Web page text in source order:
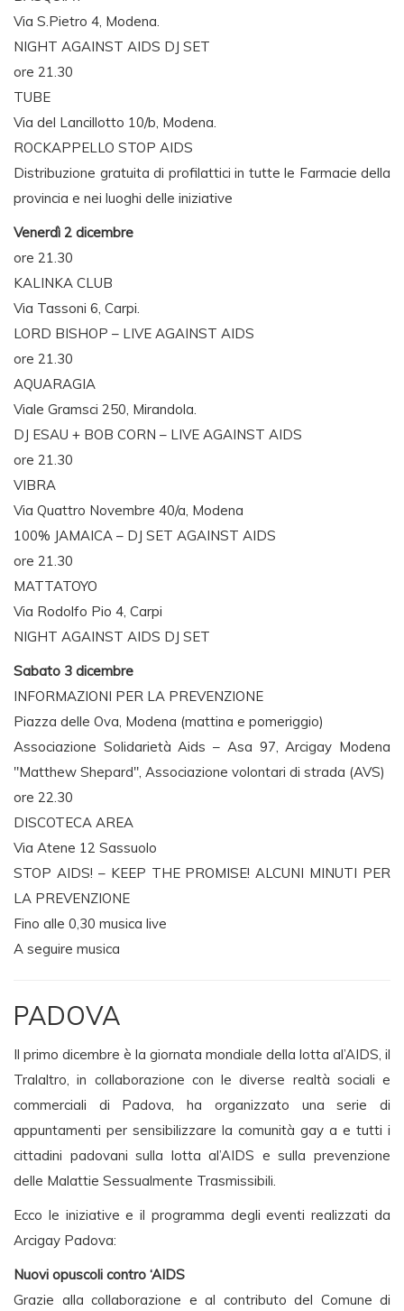
Via S.Pietro 4, Modena.
NIGHT AGAINST AIDS DJ SET
ore 21.30
TUBE
Via del Lancillotto 10/b, Modena.
ROCKAPPELLO STOP AIDS
Distribuzione gratuita di profilattici in tutte le Farmacie della
provincia e nei luoghi delle iniziative
Venerdì 2 dicembre
ore 21.30
KALINKA CLUB
Via Tassoni 6, Carpi.
LORD BISHOP – LIVE AGAINST AIDS
ore 21.30
AQUARAGIA
Viale Gramsci 250, Mirandola.
DJ ESAU + BOB CORN – LIVE AGAINST AIDS
ore 21.30
VIBRA
Via Quattro Novembre 40/a, Modena
100% JAMAICA – DJ SET AGAINST AIDS
ore 21.30
MATTATOYO
Via Rodolfo Pio 4, Carpi
NIGHT AGAINST AIDS DJ SET
Sabato 3 dicembre
INFORMAZIONI PER LA PREVENZIONE
Piazza delle Ova, Modena (mattina e pomeriggio)
Associazione Solidarietà Aids – Asa 97, Arcigay Modena
"Matthew Shepard", Associazione volontari di strada (AVS)
ore 22.30
DISCOTECA AREA
Via Atene 12 Sassuolo
STOP AIDS! – KEEP THE PROMISE! ALCUNI MINUTI PER
LA PREVENZIONE
Fino alle 0,30 musica live
A seguire musica
PADOVA
Il primo dicembre è la giornata mondiale della lotta al’AIDS, il
Tralaltro, in collaborazione con le diverse realtà sociali e
commerciali di Padova, ha organizzato una serie di
appuntamenti per sensibilizzare la comunità gay a e tutti i
cittadini padovani sulla lotta al’AIDS e sulla prevenzione
delle Malattie Sessualmente Trasmissibili.
Ecco le iniziative e il programma degli eventi realizzati da
Arcigay Padova:
Nuovi opuscoli contro ‘AIDS
Grazie alla collaborazione e al contributo del Comune di